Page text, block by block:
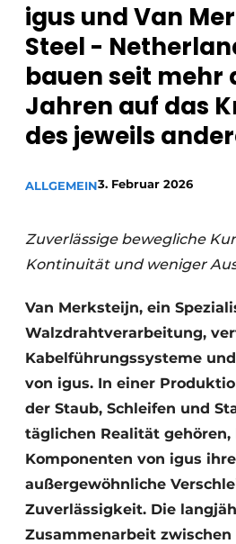
igus und Van
Steel -
bauen seit mehr
Jahren auf das
des jeweils
ALLGEMEIN3. Februar 2026
Zuverlässige bewegliche
Kontinuität und weniger
Van Merksteijn, ein
Walzdrahtverarbeitung,
Kabelführungssysteme
von igus. In einer
der Staub, Schleifen und
täglichen Realität gehören,
Komponenten von igus ihre
außergewöhnliche
Zuverlässigkeit. Die
Zusammenarbeit zwischen